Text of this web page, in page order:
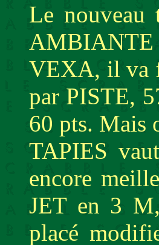
Le nouveau
VEXA, il va
par PISTE,
60 pts. Mais
TAPIES
encore
JET en 3
placé